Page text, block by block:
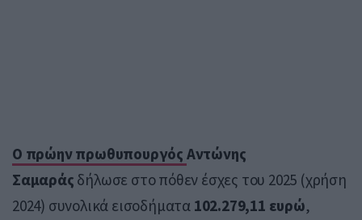
Ο πρώην πρωθυπουργός Αντώνης
Σαμαράς δήλωσε στο πόθεν έσχες του 2025 (χρήση
2024) συνολικά εισοδήματα 102.279,11 ευρώ,